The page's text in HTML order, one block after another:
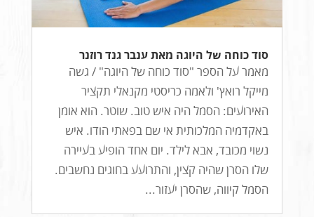
סוד כוחה של היוגה מאת ענבר גנד רוזנר
מאמר על הספר "סוד כוחה של היוגה" / גשה
מייקל רואץ' ולאמה כריסטי מקנאלי תקציר
האירועים: הסמל היה איש טוב. שוטר. הוא אומן
באקדמיה המלכותית אי שם בפאתי הודו. איש
נשוי מכובד, אבא לילד. יום אחד הופיע בעיירה
שלו הסרן שהיה קצין, והתרועע בחוגים נחשבים.
הסמל קיווה, שהסרן יעזור...